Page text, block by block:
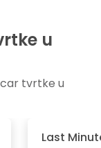
u
tvrtke u
Last